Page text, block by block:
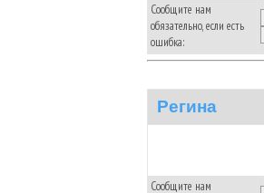
Сообщите нам
обязательно, если есть
ошибка:
Регина
Сообщите нам